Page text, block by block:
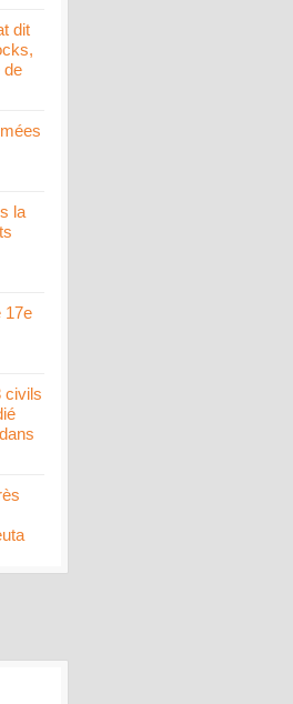
dit
de
la
17e
civils